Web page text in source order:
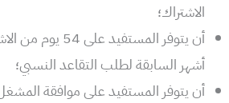
الاشتراك؛
أن يتوفر المستفيد
أشهر السابقة لطلب التقاعد النسبي؛
أن يتوفر المستفيد على موافقة